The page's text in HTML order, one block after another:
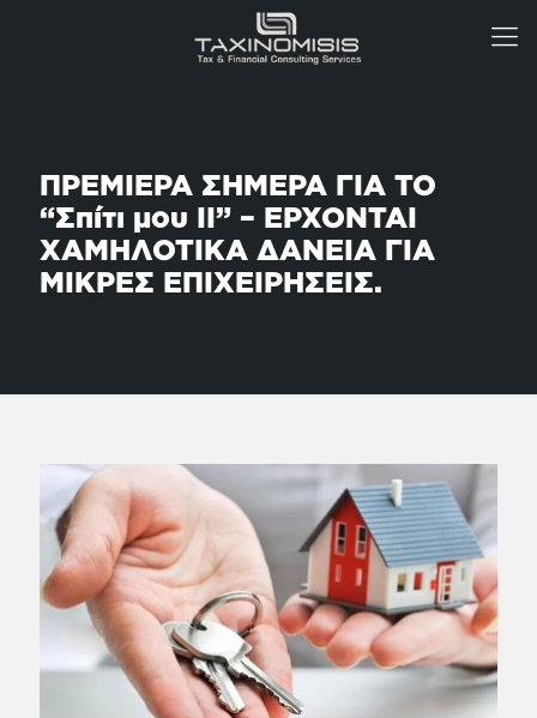
ΠΡΕΜΙΕΡΑ ΣΗΜΕΡΑ ΓΙΑ ΤΟ
“Σπίτι μου ΙΙ” – ΕΡΧΟΝΤΑΙ
ΧΑΜΗΛΟΤΙΚΑ ΔΑΝΕΙΑ ΓΙΑ
ΜΙΚΡΕΣ ΕΠΙΧΕΙΡΗΣΕΙΣ.